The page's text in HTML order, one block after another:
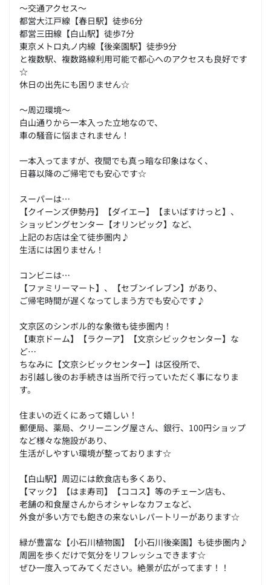
～交通アクセス～
都営大江戸線【春日駅】徒歩6分
都営三田線【白山駅】徒歩7分
東京メトロ丸ノ内線【後楽園駅】徒歩9分
と複数駅、複数路線利用可能で都心へのアクセスも良好です
☆
休日の出先にも困りません☆
～周辺環境～
白山通りから一本入った立地なので、
車の騒音に悩まされません！
一本入ってますが、夜間でも真っ暗な印象はなく、
日暮以降のご帰宅でも安心です☆
スーパーは…
【クイーンズ伊勢丹】【ダイエー】【まいばすけっと】、
ショッピングセンター【オリンピック】など、
上記のお店は全て徒歩圏内♪
生活には困りません！
コンビニは…
【ファミリーマート】、【セブンイレブン】があり、
ご帰宅時間が遅くなってしまう方でも安心です♪
文京区のシンボル的な象徴も徒歩圏内！
【東京ドーム】【ラクーア】【文京シビックセンター】な
ど…
ちなみに【文京シビックセンター】は区役所で、
お引越し後のお手続きは当所で行っていただく事になりま
す。
住まいの近くにあって嬉しい！
郵便局、薬局、クリーニング屋さん、銀行、100円ショップ
など様々な施設があり、
生活がしやすい環境が整っております☆
【白山駅】周辺には飲食店も多くあり、
【マック】【はま寿司】【ココス】等のチェーン店も、
老舗の和食屋さんからオシャレなカフェなど、
外食が多い方でも飽きの来ないレパートリーがあります☆
緑が豊富な【小石川植物園】【小石川後楽園】も徒歩圏内♪
周囲を歩くだけで気分をリフレッシュできます☆
ぜひ一度入ってみてください。絶景が広がってます！！